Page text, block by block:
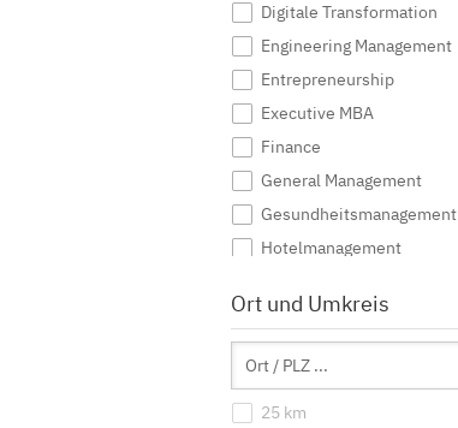
Digitale Transformation
Engineering Management
Entrepreneurship
Executive MBA
Finance
General Management
Gesundheitsmanagement
Hotelmanagement
International Management
IT Management
Marketing
Ort und Umkreis
25 km